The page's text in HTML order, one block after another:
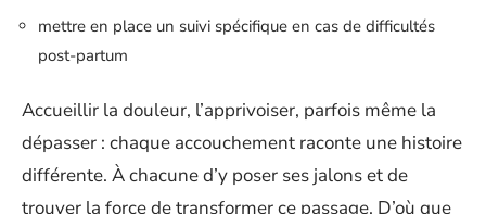
mettre en place un suivi spécifique en cas de difficultés
post-partum
Accueillir la douleur, l’apprivoiser, parfois même la
dépasser : chaque accouchement raconte une histoire
différente. À chacune d’y poser ses jalons et de
trouver la force de transformer ce passage. D’où que